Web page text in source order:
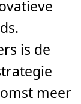
is de
meer